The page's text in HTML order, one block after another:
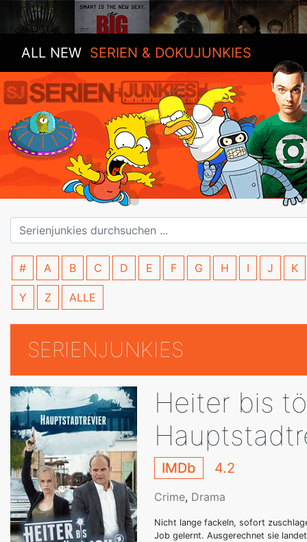
ALL NEW SERIEN & DOKUJUNKIES
# A B C D E F G H I J K
Y Z ALLE
SERIENJUNKIES
Heiter bis
IMDb 4.2
Crime, Drama
Nicht lange fackeln, sofort
Job gelernt. Ausgerechnet sie